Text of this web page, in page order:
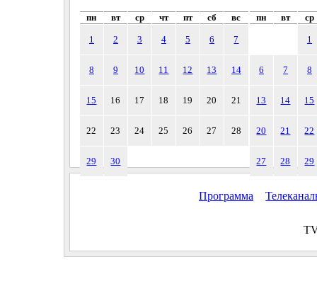
пн вт ср чт пт сб вс
1 2 3 4 5 6 7
8 9 10 11 12 13 14
15 16 17 18 19 20 21
22 23 24 25 26 27 28
29 30
пн вт ср
1
6 7 8
13 14 15
20 21 22
27 28 29
Программа